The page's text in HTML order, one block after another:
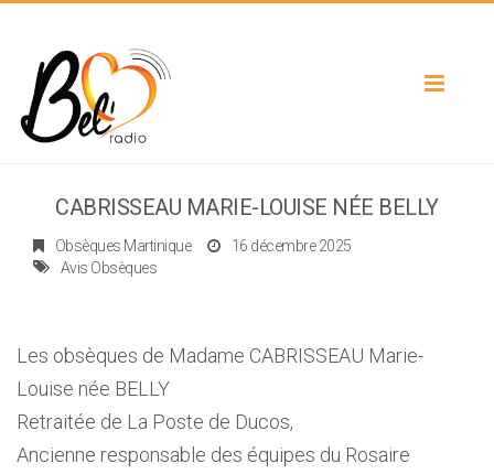
Toggle
CABRISSEAU MARIE-LOUISE NÉE BELLY
Obsèques Martinique
16 décembre 2025
Avis Obsèques
Les obsèques de Madame CABRISSEAU Marie-
Louise née BELLY
Retraitée de La Poste de Ducos,
Ancienne responsable des équipes du Rosaire